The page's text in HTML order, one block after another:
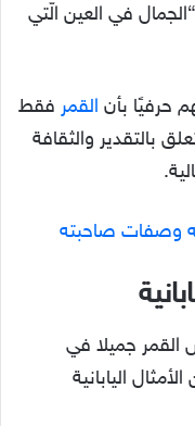
في العين الّتي
حرفيًا بأن القمر فقط
بالتقدير والثقافة
وصفات صاحبته
جميلا في
اليابانية